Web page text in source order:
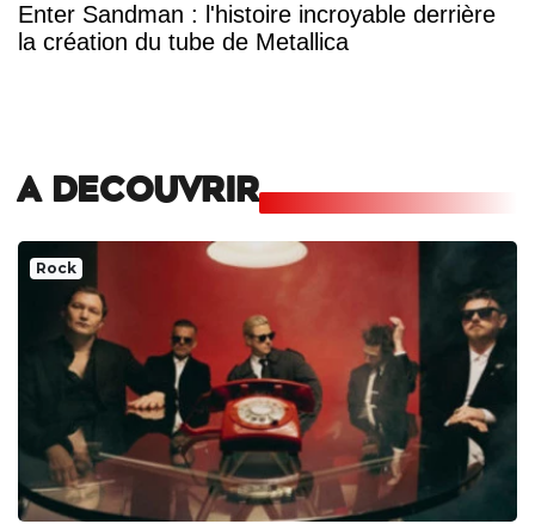
Enter Sandman : l'histoire incroyable derrière
la création du tube de Metallica
A DECOUVRIR
Rock